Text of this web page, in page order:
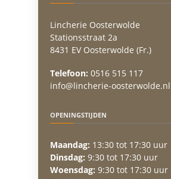
Lincherie Oosterwolde
Stationsstraat 2a
8431 EV Oosterwolde (Fr.)
Telefoon: 0516 515 117
info@lincherie-oosterwolde.nl
OPENINGSTIJDEN
Maandag: 13:30 tot 17:30 uur
Dinsdag: 9:30 tot 17:30 uur
Woensdag: 9:30 tot 17:30 uur